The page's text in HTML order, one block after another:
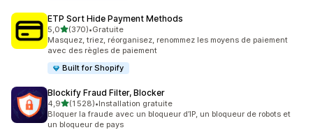
ETP Sort Hide Payment Methods
5,0étoile(s) sur 5
(370)
370 avis au total
•Gratuite
Masquez, triez, réorganisez, renommez les moyens de paiement
avec des règles de paiement
Built for Shopify
Blockify Fraud Filter, Blocker
4,9étoile(s) sur 5
(1 528)
1528 avis au total
•Installation gratuite
Bloquer la fraude avec un bloqueur d’IP, un bloqueur de robots et
un bloqueur de pays